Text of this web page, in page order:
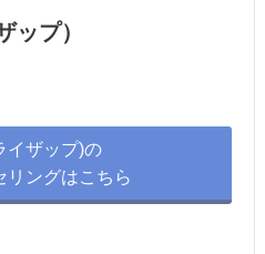
ップ）
イザップ)の
リングはこちら